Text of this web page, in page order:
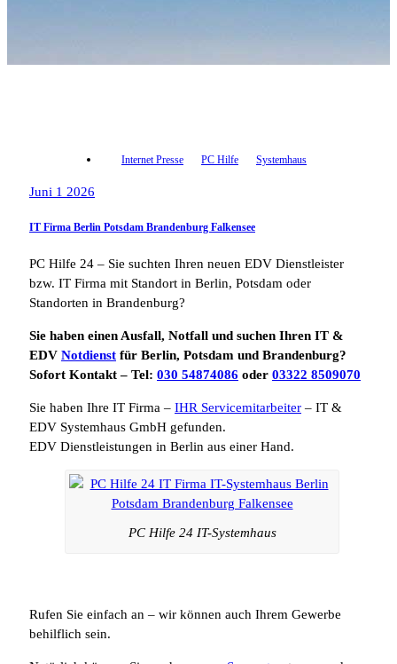
Internet Presse PC Hilfe Systemhaus
Juni 1 2026
IT Firma Berlin Potsdam Brandenburg Falkensee
PC Hilfe 24 – Sie suchten Ihren neuen EDV Dienstleister
bzw. IT Firma mit Standort in Berlin, Potsdam oder
Standorten in Brandenburg?
Sie haben einen Ausfall, Notfall und suchen Ihren IT &
EDV Notdienst für Berlin, Potsdam und Brandenburg?
Sofort Kontakt – Tel: 030 54874086 oder 03322 8509070
Sie haben Ihre IT Firma – IHR Servicemitarbeiter – IT &
EDV Systemhaus GmbH gefunden.
EDV Dienstleistungen in Berlin aus einer Hand.
PC Hilfe 24 IT-Systemhaus
Rufen Sie einfach an – wir können auch Ihrem Gewerbe
behilflich sein.